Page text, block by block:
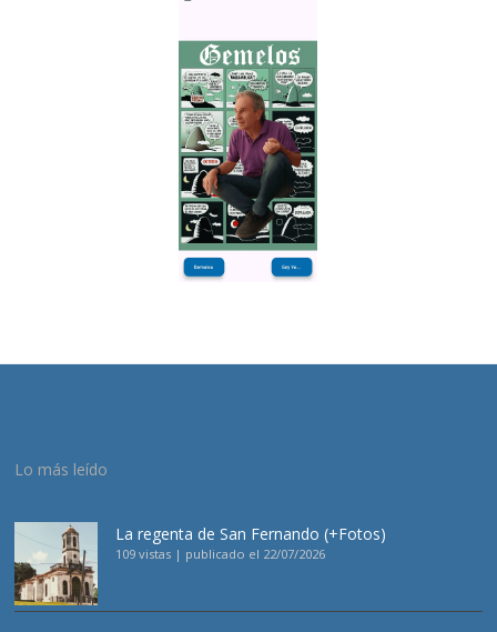
Lo más leído
La regenta de San Fernando (+Fotos)
109 vistas | publicado el 22/07/2026